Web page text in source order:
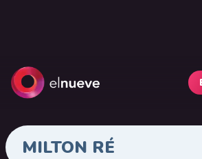
MILTON RÉ